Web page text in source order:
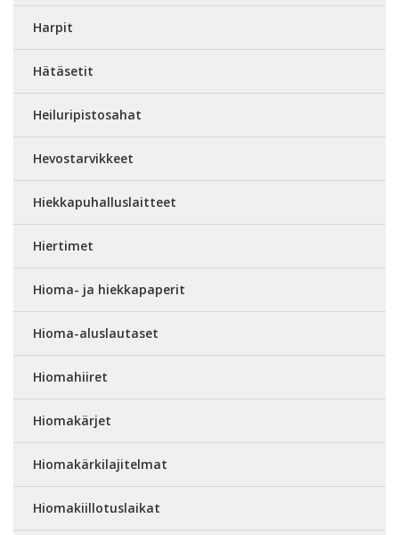
Harpit
Hätäsetit
Heiluripistosahat
Hevostarvikkeet
Hiekkapuhalluslaitteet
Hiertimet
Hioma- ja hiekkapaperit
Hioma-aluslautaset
Hiomahiiret
Hiomakärjet
Hiomakärkilajitelmat
Hiomakiillotuslaikat